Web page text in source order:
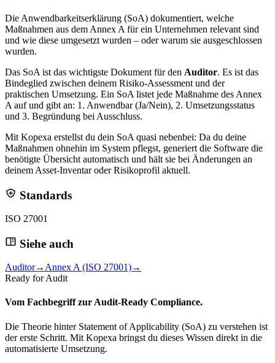
Die Anwendbarkeitserklärung (SoA) dokumentiert, welche
Maßnahmen aus dem Annex A für ein Unternehmen relevant sind
und wie diese umgesetzt wurden – oder warum sie ausgeschlossen
wurden.
Das SoA ist das wichtigste Dokument für den Auditor. Es ist das
Bindeglied zwischen deinem Risiko-Assessment und der
praktischen Umsetzung. Ein SoA listet jede Maßnahme des Annex
A auf und gibt an: 1. Anwendbar (Ja/Nein), 2. Umsetzungsstatus
und 3. Begründung bei Ausschluss.
Mit Kopexa erstellst du dein SoA quasi nebenbei: Da du deine
Maßnahmen ohnehin im System pflegst, generiert die Software die
benötigte Übersicht automatisch und hält sie bei Änderungen an
deinem Asset-Inventar oder Risikoprofil aktuell.
Standards
ISO 27001
Siehe auch
Auditor→ Annex A (ISO 27001)→
Ready for Audit
Vom Fachbegriff zurAudit-Ready Compliance.
Die Theorie hinter Statement of Applicability (SoA) zu verstehen ist
der erste Schritt. Mit Kopexa bringst du dieses Wissen direkt in die
automatisierte Umsetzung.